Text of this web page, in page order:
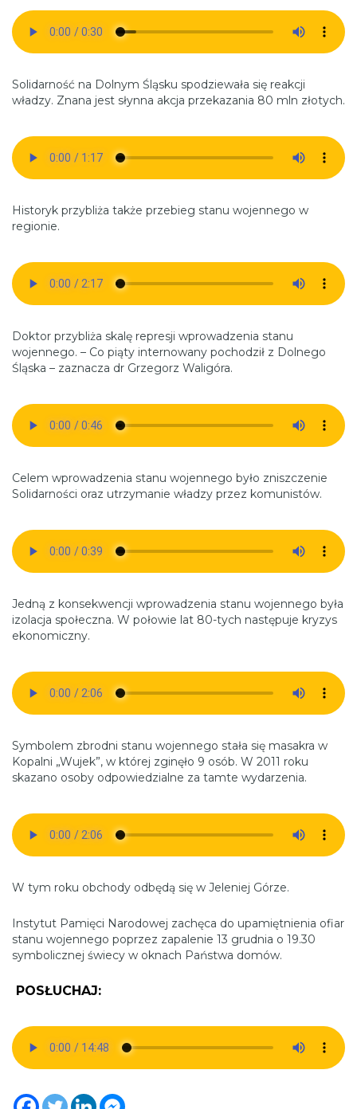
Solidarność na Dolnym Śląsku spodziewała się reakcji
władzy. Znana jest słynna akcja przekazania 80 mln złotych.
Historyk przybliża także przebieg stanu wojennego w
regionie.
Doktor przybliża skalę represji wprowadzenia stanu
wojennego. – Co piąty internowany pochodził z Dolnego
Śląska – zaznacza dr Grzegorz Waligóra.
Celem wprowadzenia stanu wojennego było zniszczenie
Solidarności oraz utrzymanie władzy przez komunistów.
Jedną z konsekwencji wprowadzenia stanu wojennego była
izolacja społeczna. W połowie lat 80-tych następuje kryzys
ekonomiczny.
Symbolem zbrodni stanu wojennego stała się masakra w
Kopalni „Wujek”, w której zginęło 9 osób. W 2011 roku
skazano osoby odpowiedzialne za tamte wydarzenia.
W tym roku obchody odbędą się w Jeleniej Górze.
Instytut Pamięci Narodowej zachęca do upamiętnienia ofiar
stanu wojennego poprzez zapalenie 13 grudnia o 19.30
symbolicznej świecy w oknach Państwa domów.
POSŁUCHAJ: